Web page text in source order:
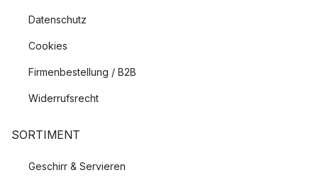
Datenschutz
Cookies
Firmenbestellung / B2B
Widerrufsrecht
SORTIMENT
Geschirr & Servieren